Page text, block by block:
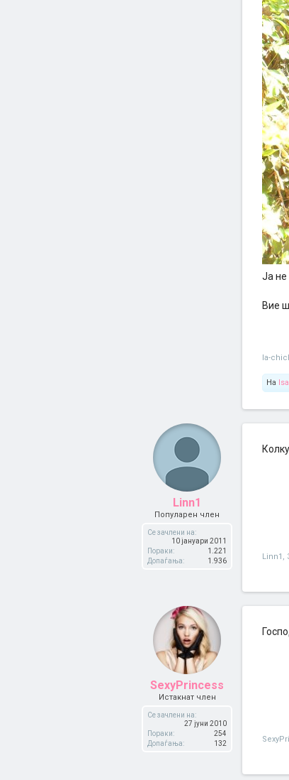
Ја не
Вие
la-
На
Linn1
Популарен член
Се зачлени на:
10 јануари 2011
Пораки:
1.221
Допаѓања:
1.936 Linn1 ,
SexyPrincess
Истакнат член
Се зачлени на:
27 јуни 2010
Пораки:
254
Допаѓања:
132